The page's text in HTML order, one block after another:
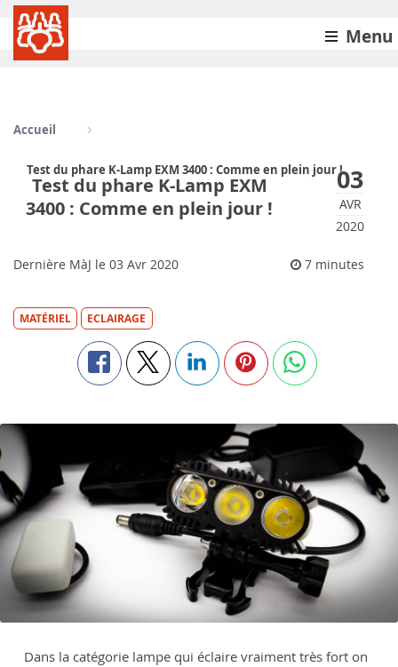
Menu
Accueil
Test du phare K-Lamp EXM 3400 : Comme en plein jour !03
AVR
2020
Test du phare K-Lamp EXM
3400 : Comme en plein jour !
7 minutes
Dernière MàJ le03 Avr 2020
MATÉRIEL ECLAIRAGE
Dans la catégorie lampe qui éclaire vraiment très fort on